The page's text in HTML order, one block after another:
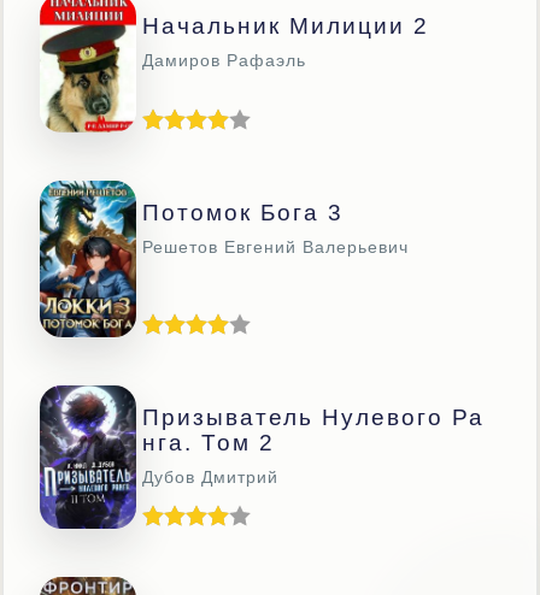
Начальник Милиции 2
Дамиров Рафаэль
Потомок Бога 3
Решетов Евгений Валерьевич
Призыватель Нулевого Ра
Нга. Том 2
Дубов Дмитрий